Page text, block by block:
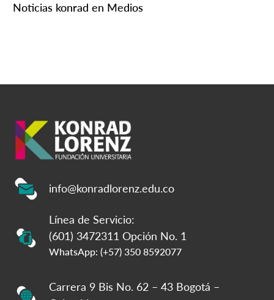
Noticias konrad en Medios
info@konradlorenz.edu.co
Línea de Servicio:
(601) 3472311 Opción No. 1
WhatsApp: (+57) 350 8592077
Carrera 9 Bis No. 62 – 43 Bogotá –